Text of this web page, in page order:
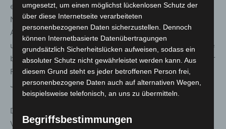
etabliert, das Biker und Gläubige aus ganz
Niedersachsen anzieht. Neben der gemeinsamen
Ausfahrt bietet die Veranstaltung Raum für Besinnung
und den Austausch zwischen Motorradbegeisterten. „Die
besondere Mischung aus Gemeinschaft, Glauben und der
Freude am Motorradfahren macht den MoToGo jedes
Jahr aufs Neue zu einem Highlight“, so Pfarrer Plochg.
Die Organisatoren freuen sich über den erfolgreichen
Verlauf der Veranstaltung und planen bereits den 20.
umgesetzt, um einen möglichst lückenlosen Schutz der
über diese Internetseite verarbeiteten
personenbezogenen Daten sicherzustellen. Dennoch
können Internetbasierte Datenübertragungen
grundsätzlich Sicherheitslücken aufweisen, sodass ein
absoluter Schutz nicht gewährleistet werden kann. Aus
diesem Grund steht es jeder betroffenen Person frei,
personenbezogene Daten auch auf alternativen Wegen,
beispielsweise telefonisch, an uns zu übermitteln.
Begriffsbestimmungen